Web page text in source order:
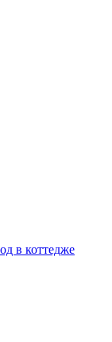
в коттедже